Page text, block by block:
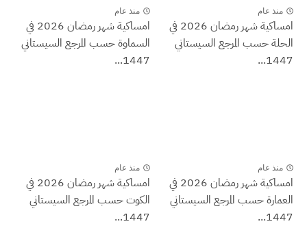
منذ عام
امساكية شهر رمضان 2026 في
الحلة حسب المرجع السيستاني
1447...
منذ عام
امساكية شهر رمضان 2026 في
السماوة حسب المرجع السيستاني
1447...
منذ عام
امساكية شهر رمضان 2026 في
العمارة حسب المرجع السيستاني
1447...
منذ عام
امساكية شهر رمضان 2026 في
الكوت حسب المرجع السيستاني
1447...